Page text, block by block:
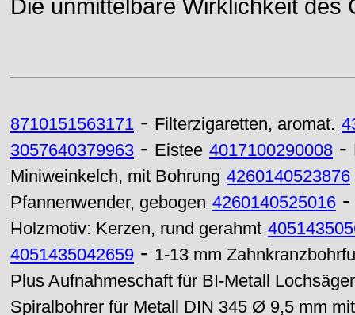
Die unmittelbare Wirklichkeit des
8710151563171 - Filterzigaretten, aromat.
3057640379963 - Eistee 4017100290008 -
Miniweinkelch, mit Bohrung 4260140523876
Pfannenwender, gebogen 4260140525016
Holzmotiv: Kerzen, rund gerahmt
4051435042659 - 1-13 mm
Plus Aufnahmeschaft für BI-Metall
Spiralbohrer für Metall DIN 345 Ø 9,5 mm